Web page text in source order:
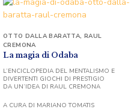
La magia di Odaba
OTTO DALLA BARATTA,RAUL
CREMONA
L’ENCICLOPEDIA DEL MENTALISMO E
DIVERTENTI GIOCHI DI PRESTIGIO
DA UN’IDEA DI RAUL CREMONA
A CURA DI MARIANO TOMATIS